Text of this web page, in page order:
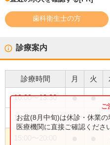
歯科衛生士の方
診療案内
診療時間 月 火
10:00〜13:30 ● ●
10:00〜16:00
お盆(8月中旬)は休診・休業
医療機関に直接ご確認くださ